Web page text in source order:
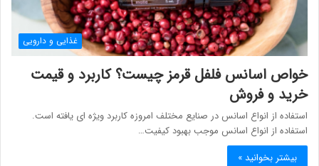
غذایی و دارویی
خواص اسانس فلفل قرمز چیست؟ کاربرد و قیمت
خرید و فروش
استفاده از انواع اسانس در صنایع مختلف امروزه کاربرد ویژه ای یافته است.
استفاده از انواع اسانس موجب بهبود کیفیت…
بیشتر بخوانید »